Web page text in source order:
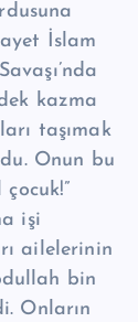
İslam
kazma
taşımak
Onun bu
işi
ailelerinin
bin
Onların